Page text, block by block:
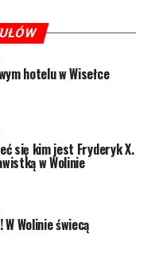
hotelu w Wisełce
się kim jest Fryderyk X.
w Wolinie
Wolinie świecą